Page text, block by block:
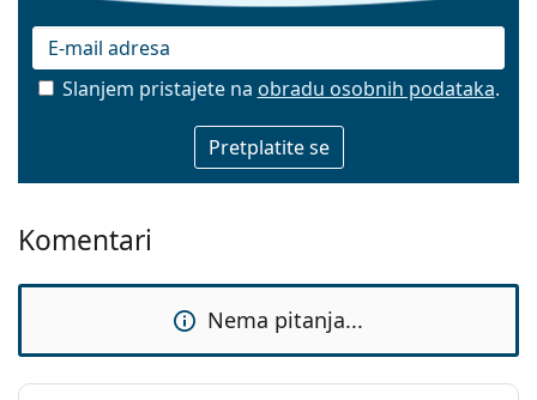
Slanjem pristajete na obradu osobnih podataka.
Komentari
Nema pitanja...